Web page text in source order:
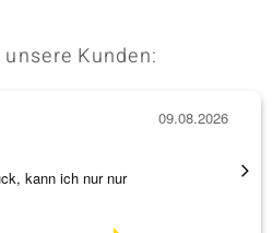
Kunden:
kann ich nur nur
09.08.2026